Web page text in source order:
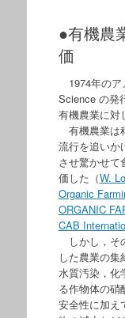
●有機農
価
1974年のア
Science の発
有機農業に対
有機農業は
流行を追いか
させ驚かせて
価した（W.
Organic
ORGANIC
CAB
しかし，そ
した農業の集
水質汚染，化
る作物体の硝
安全性に加え